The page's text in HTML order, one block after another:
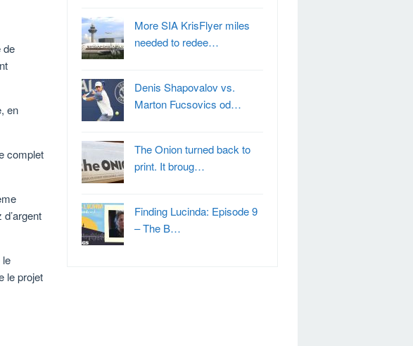
de
en
complet
le
le projet
More SIA KrisFlyer miles
needed to redee…
Denis Shapovalov vs.
Marton Fucsovics od…
The Onion turned back to
print. It broug…
Finding Lucinda: Episode 9
– The B…